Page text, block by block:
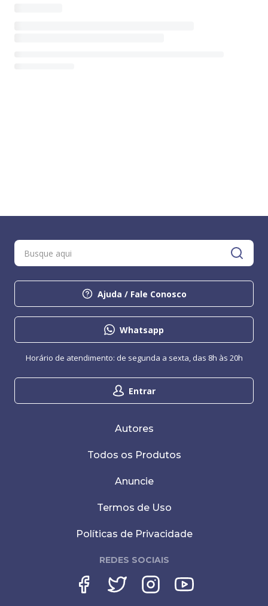
Ajuda / Fale Conosco
Whatsapp
Entrar
Horário de atendimento: de segunda a sexta, das 8h às 20h
Autores
Todos os Produtos
Anuncie
Termos de Uso
Políticas de Privacidade
REDES SOCIAIS